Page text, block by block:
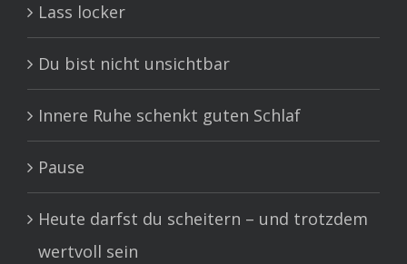
Lass locker
Du bist nicht unsichtbar
Innere Ruhe schenkt guten Schlaf
Pause
Heute darfst du scheitern – und trotzdem
wertvoll sein